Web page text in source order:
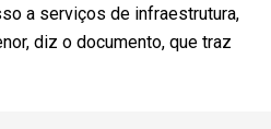
a serviços de infraestrutura,
diz o documento, que traz